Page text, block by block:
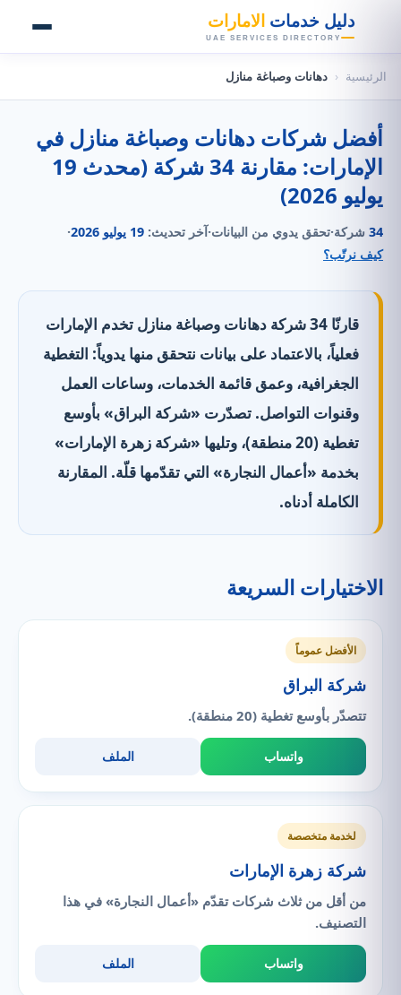
دليل خدمات الامارات
UAE SERVICES DIRECTORY
الرئيسية ‹ دهانات وصباغة منازل
أفضل شركات دهانات وصباغة منازل في
الإمارات: مقارنة 34 شركة (محدث 19
يوليو 2026)
34 شركة·تحقق يدوي من البيانات·آخر تحديث: 19 يوليو 2026
·
كيف نرتّب؟
قارنّا 34 شركة دهانات وصباغة منازل تخدم الإمارات
فعلياً، بالاعتماد على بيانات نتحقق منها يدوياً: التغطية
الجغرافية، وعمق قائمة الخدمات، وساعات العمل
وقنوات التواصل. تصدّرت «شركة البراق» بأوسع
تغطية (20 منطقة)، وتليها «شركة زهرة الإمارات»
بخدمة «أعمال النجارة» التي تقدّمها قلّة. المقارنة
الكاملة أدناه.
الاختيارات السريعة
الأفضل عموماً
شركة البراق
تتصدّر بأوسع تغطية (20 منطقة).
واتساب الملف
لخدمة متخصصة
شركة زهرة الإمارات
من أقل من ثلاث شركات تقدّم «أعمال النجارة» في هذا
التصنيف.
واتساب الملف